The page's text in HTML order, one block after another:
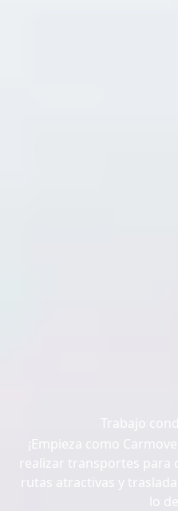
Trabajo
¡Empieza como
realizar transportes para
rutas atractivas y
lo